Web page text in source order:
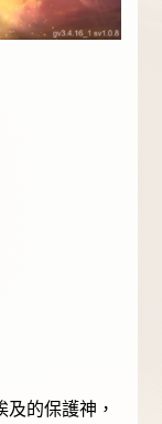
的保護神，